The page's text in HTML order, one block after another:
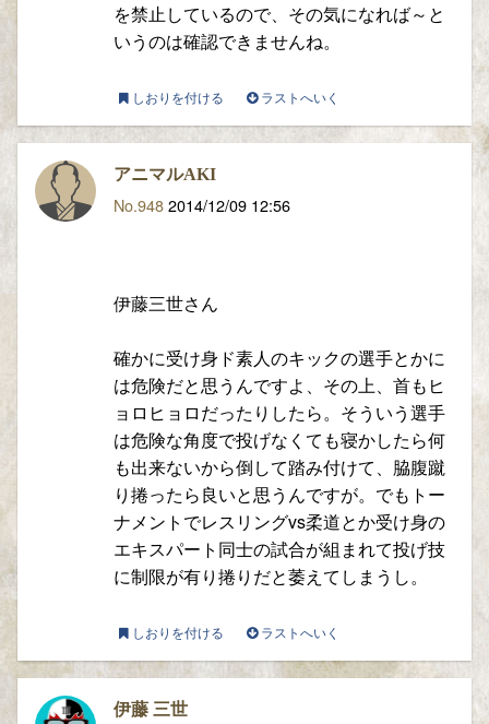
を禁止しているので、その気になれば～と
いうのは確認できませんね。
しおりを付ける ラストへいく
アニマルAKI
No.9482014/12/09 12:56
伊藤三世さん
確かに受け身ド素人のキックの選手とかに
は危険だと思うんですよ、その上、首もヒ
ョロヒョロだったりしたら。そういう選手
は危険な角度で投げなくても寝かしたら何
も出来ないから倒して踏み付けて、脇腹蹴
り捲ったら良いと思うんですが。でもトー
ナメントでレスリングvs柔道とか受け身の
エキスパート同士の試合が組まれて投げ技
に制限が有り捲りだと萎えてしまうし。
しおりを付ける ラストへいく
伊藤 三世